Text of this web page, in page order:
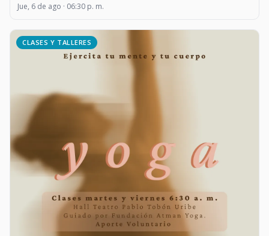
Jue, 6 de ago · 06:30 p. m.
CLASES Y TALLERES